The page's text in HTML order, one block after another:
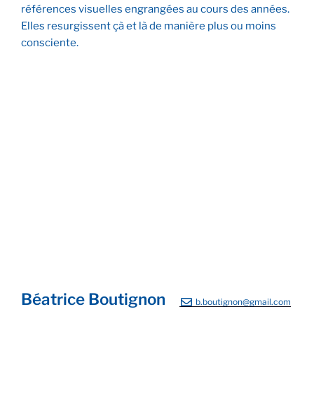
références visuelles engrangées au cours des années.
Elles resurgissent çà et là de manière plus ou moins
consciente.
Béatrice Boutignon b.boutignon@gmail.com